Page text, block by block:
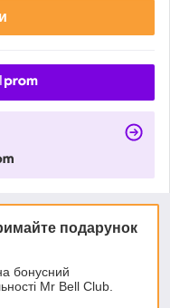
подарунок
бонусний
Mr Bell Club.